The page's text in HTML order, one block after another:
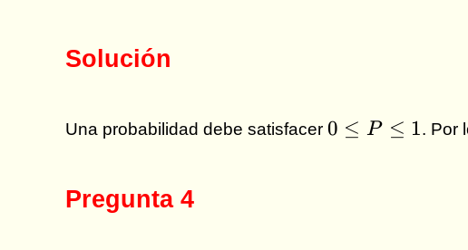
Solución
Una probabilidad debe satisfacer 0
0 ≤ P ≤ 1. Por
Pregunta 4